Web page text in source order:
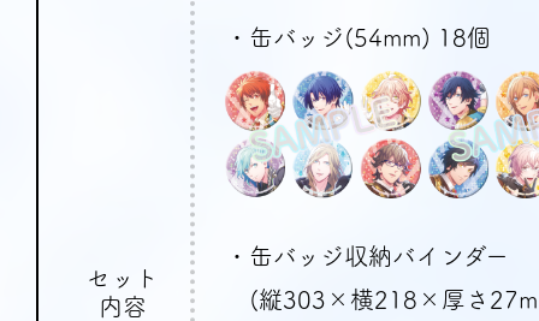
セット
内容
・缶バッジ(54mm) 18個
・缶バッジ収納バインダー
(縦303×横218×厚さ